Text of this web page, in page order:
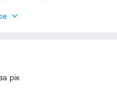
Тому боротьба з
допомагають швидко й
чи вдома.
засоби, призначені для
крові гризунів, що
рік